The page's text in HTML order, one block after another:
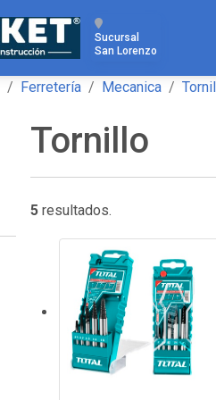
Sucursal
San Lorenzo
Ferretería Mecanica
Tornillo
5 resultados.